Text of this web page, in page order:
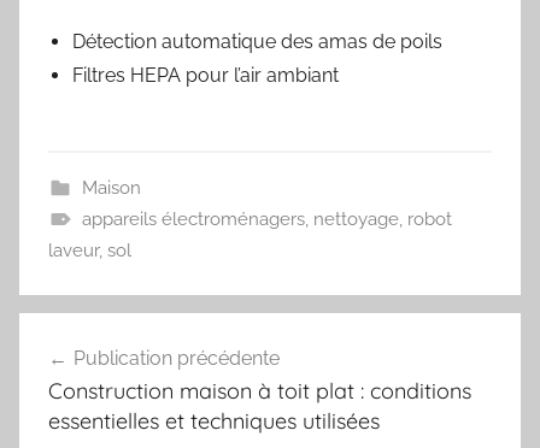
Détection automatique des amas de poils
Filtres HEPA pour l’air ambiant
Maison
appareils électroménagers, nettoyage, robot
laveur, sol
de
l’article
Publication précédente
Construction maison à toit plat : conditions
essentielles et techniques utilisées